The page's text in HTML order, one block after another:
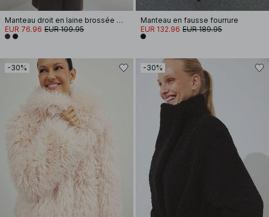
Manteau droit en laine brossée mélangée
EUR 76.96 EUR 109.95
Manteau en fausse fourrure
EUR 132.96 EUR 189.95
-30% -30%